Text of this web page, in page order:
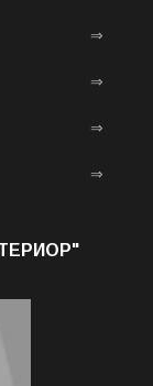
⇒
⇒
⇒
⇒